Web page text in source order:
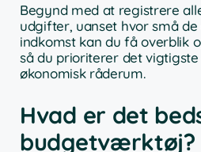
Begynd med at registrere
udgifter, uanset hvor små de
indkomst kan du få overblik
så du prioriterer det
økonomisk råderum.
Hvad er det
budgetværktøj?